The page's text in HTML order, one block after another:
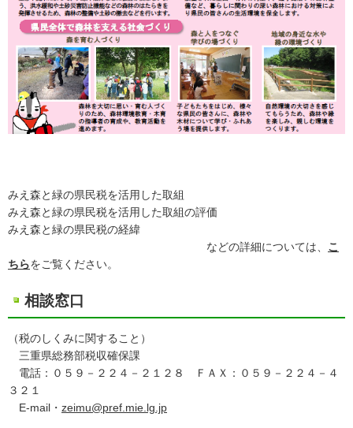
みえ森と緑の県民税を活用した取組
みえ森と緑の県民税を活用した取組の評価
みえ森と緑の県民税の経緯
などの詳細については、 こ
ちらをご覧ください。
相談窓口
（税のしくみに関すること）
三重県総務部税収確保課
電話：０５９－２２４－２１２８ ＦＡＸ：０５９－２２４－４
３２１
E-mail・ zeimu@pref.mie.lg.jp